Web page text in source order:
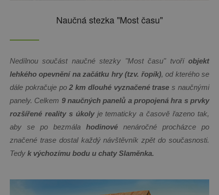
Naučná stezka "Most času"
Nedílnou součást naučné stezky "Most času" tvoří objekt
lehkého opevnění na začátku hry (tzv. řopík), od kterého se
dále pokračuje po2 km dlouhé vyznačené trase s naučnými
panely. Celkem 9naučných panelů a propojená hra s prvky
rozšířené reality s úkolyje tematicky a časově řazeno tak,
aby se po bezmála hodinové nenáročné procházce po
značené trase dostal každý návštěvník zpět do současnosti.
Tedy k výchozímu bodu u chaty Slaměnka.